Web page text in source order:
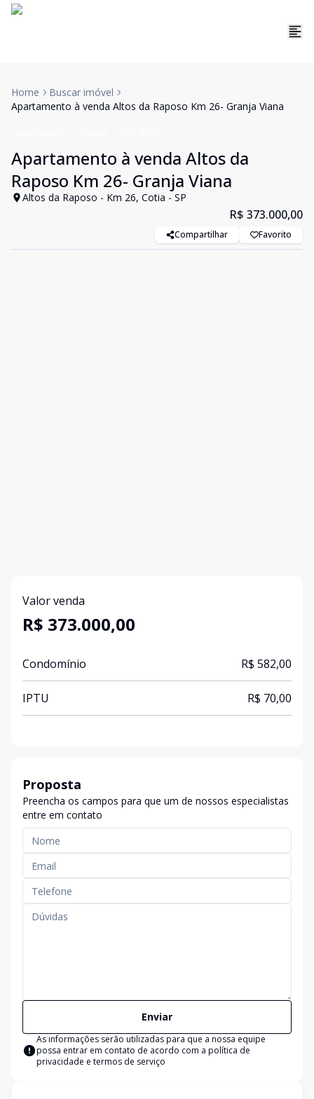
Home
Buscar imóvel
Apartamento à venda Altos da Raposo Km 26- Granja Viana
Apartamento à venda Altos da
Raposo Km 26- Granja Viana
Altos da Raposo - Km 26, Cotia - SP
R$ 373.000,00
Compartilhar Favorito
Valor venda
R$ 373.000,00
Condomínio R$ 582,00
IPTU R$ 70,00
Proposta
Preencha os campos para que um de nossos especialistas
entre em contato
Enviar
As informações serão utilizadas para que a nossa equipe
possa entrar em contato de acordo com a política de
privacidade e termos de serviço